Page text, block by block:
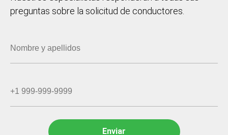
preguntas sobre la solicitud de conductores.